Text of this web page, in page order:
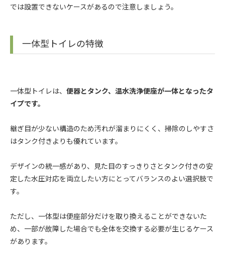
では設置できないケースがあるので注意しましょう。
一体型トイレの特徴
一体型トイレは、 便器とタンク、温水洗浄便座が一体となったタ
イプです。
継ぎ目が少ない構造のため汚れが溜まりにくく、掃除のしやすさ
はタンク付きよりも優れています。
デザインの統一感があり、見た目のすっきりさとタンク付きの安
定した水圧対応を両立したい方にとってバランスのよい選択肢で
す。
ただし、一体型は便座部分だけを取り換えることができないた
め、一部が故障した場合でも全体を交換する必要が生じるケース
があります。